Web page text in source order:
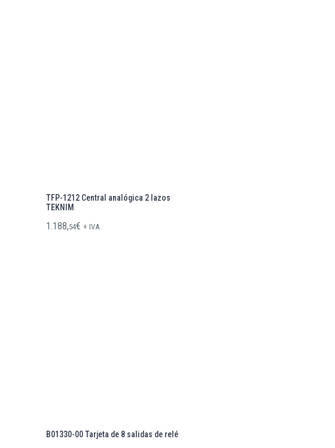
TFP-1212 Central analógica 2 lazos
TEKNIM
1.188,54€ + IVA
B01330-00 Tarjeta de 8 salidas de relé